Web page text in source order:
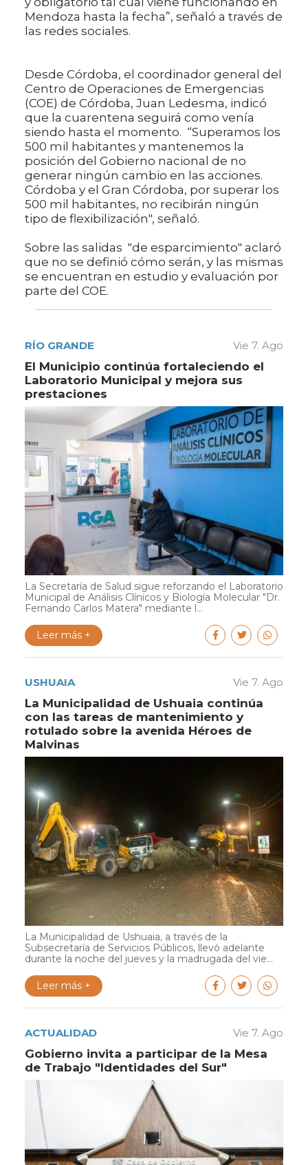
Mendoza hasta la fecha”, señaló a través de
las redes sociales.
Desde Córdoba, el coordinador general del
Centro de Operaciones de Emergencias
(COE) de Córdoba, Juan Ledesma, indicó
que la cuarentena seguirá como venía
siendo hasta el momento. “Superamos los
500 mil habitantes y mantenemos la
posición del Gobierno nacional de no
generar ningún cambio en las acciones.
Córdoba y el Gran Córdoba, por superar los
500 mil habitantes, no recibirán ningún
tipo de flexibilización", señaló.
Sobre las salidas "de esparcimiento" aclaró
que no se definió cómo serán, y las mismas
se encuentran en estudio y evaluación por
parte del COE.
RÍO GRANDE Vie 7. Ago
El Municipio continúa fortaleciendo el
Laboratorio Municipal y mejora sus
prestaciones
La Secretaría de Salud sigue reforzando el Laboratorio
Municipal de Análisis Clínicos y Biología Molecular "Dr.
Fernando Carlos Matera" mediante l...
Leer más +
USHUAIA Vie 7. Ago
La Municipalidad de Ushuaia continúa
con las tareas de mantenimiento y
rotulado sobre la avenida Héroes de
Malvinas
La Municipalidad de Ushuaia, a través de la
Subsecretaría de Servicios Públicos, llevó adelante
durante la noche del jueves y la madrugada del vie...
Leer más +
ACTUALIDAD Vie 7. Ago
Gobierno invita a participar de la Mesa
de Trabajo "Identidades del Sur"